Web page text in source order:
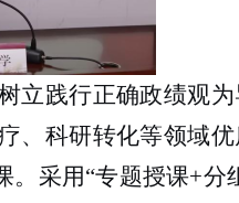
立践行正确政绩观
、科研转化等领域优
。采用“专题授课+分